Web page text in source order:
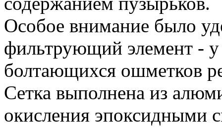
Особое внимание было
фильтрующий элемент -
болтающихся ошметков
Сетка выполнена из
окисления эпоксидными